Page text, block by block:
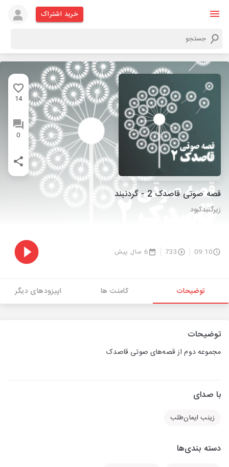
خرید اشتراک
14
0
قصه صوتی قاصدک 2 - گردنبند
زیرگنبدکبود
09:10
733 6 سال پیش
توضیحات کامنت ها اپیزودهای دیگر
توضیحات
مجموعه دوم از قصه‌های صوتی قاصدک
با صدای
زینب ایمان‌طلب
دسته بندی‌ها